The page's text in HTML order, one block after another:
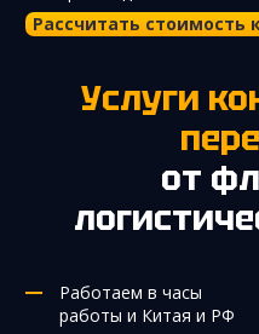
Рассчитать стоимость
Услуги контейнерных
от
Работаем в часы
работы и Китая и РФ